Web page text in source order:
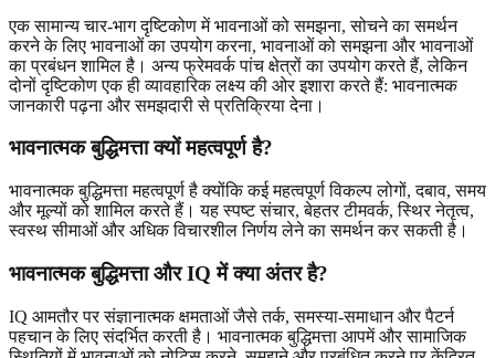
एक सामान्य चार-भाग दृष्टिकोण में भावनाओं को समझना, सोचने का समर्थन
करने के लिए भावनाओं का उपयोग करना, भावनाओं को समझना और भावनाओं
का प्रबंधन शामिल है। अन्य फ्रेमवर्क पांच क्षेत्रों का उपयोग करते हैं, लेकिन
दोनों दृष्टिकोण एक ही व्यावहारिक लक्ष्य की ओर इशारा करते हैं: भावनात्मक
जानकारी पढ़ना और समझदारी से प्रतिक्रिया देना।
भावनात्मक बुद्धिमत्ता क्यों महत्वपूर्ण है?
भावनात्मक बुद्धिमत्ता महत्वपूर्ण है क्योंकि कई महत्वपूर्ण विकल्प लोगों, दबाव, समय
और मूल्यों को शामिल करते हैं। यह स्पष्ट संचार, बेहतर टीमवर्क, स्थिर नेतृत्व,
स्वस्थ सीमाओं और अधिक विचारशील निर्णय लेने का समर्थन कर सकती है।
भावनात्मक बुद्धिमत्ता और IQ में क्या अंतर है?
IQ आमतौर पर संज्ञानात्मक क्षमताओं जैसे तर्क, समस्या-समाधान और पैटर्न
पहचान के लिए संदर्भित करती है। भावनात्मक बुद्धिमत्ता आपमें और सामाजिक